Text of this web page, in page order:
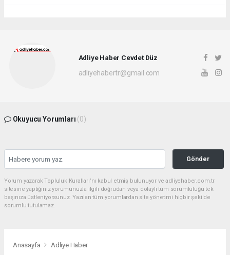
Adliye Haber Cevdet Düz
adliyehabertr@gmail.com
Okuyucu Yorumları (0)
Gönder
Yorum yazarak Topluluk Kuralları’nı kabul etmiş bulunuyor ve adliyehaber.com.tr
sitesine yaptığınız yorumunuzla ilgili doğrudan veya dolaylı tüm sorumluluğu tek
başınıza üstleniyorsunuz. Yazılan tüm yorumlardan site yönetimi hiçbir şekilde
sorumlu tutulamaz.
Anasayfa Adliye Haber